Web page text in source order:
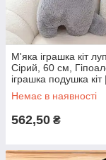
М'яка іграшка кіт
Сірий, 60 см,
іграшка подушка кіт
игрушка котик
Немає в наявності
562,50 ₴